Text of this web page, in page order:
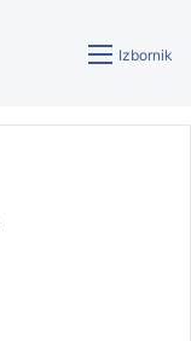
Izbornik